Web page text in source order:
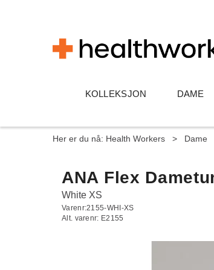
KOLLEKSJON DAME
Her er du nå: Health Workers > Dame
ANA Flex
White XS
Varenr:2155-WHI-XS
Alt. varenr: E2155